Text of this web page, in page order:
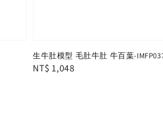
生牛肚模型 毛肚牛肚 牛百葉-
Regular
NT$ 1,048